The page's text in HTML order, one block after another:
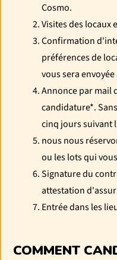
Cosmo.
Visites des locaux
Confirmation
préférences de
vous sera
Annonce par mail
candidature*.
cinq jours suivant
nous nous
ou les lots qui
Signature du
attestation
Entrée dans les
COMMENT